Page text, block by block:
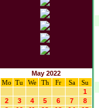
May 2022
Mo
Tu We Th Fr Sa
Su
1
2
3 4 5 6 7
8